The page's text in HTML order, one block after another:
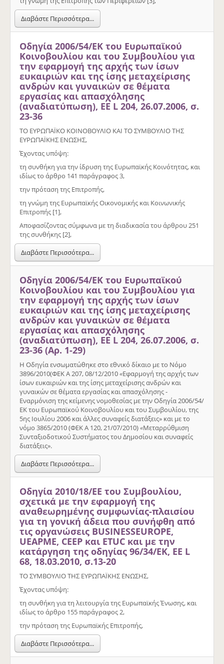
Διαβάστε Περισσότερα...
Οδηγία 2006/54/ΕΚ του Ευρωπαϊκού
Κοινοβουλίου και του Συμβουλίου για
την εφαρμογή της αρχής των ίσων
ευκαιριών και της ίσης μεταχείρισης
ανδρών και γυναικών σε θέματα
εργασίας και απασχόλησης
(αναδιατύπωση), ΕΕ L 204, 26.07.2006, σ.
23-36
ΤΟ ΕΥΡΩΠΑΪΚΟ ΚΟΙΝΟΒΟΥΛΙΟ ΚΑΙ ΤΟ ΣΥΜΒΟΥΛΙΟ ΤΗΣ
ΕΥΡΩΠΑΪΚΗΣ ΕΝΩΣΗΣ,
Έχοντας υπόψη:
τη συνθήκη για την ίδρυση της Ευρωπαϊκής Κοινότητας, και
ιδίως το άρθρο 141 παράγραφος 3,
την πρόταση της Επιτροπής,
τη γνώμη της Ευρωπαϊκής Οικονομικής και Κοινωνικής
Επιτροπής [1],
Αποφασίζοντας σύμφωνα με τη διαδικασία του άρθρου 251
της συνθήκης [2],
Διαβάστε Περισσότερα...
Οδηγία 2006/54/ΕΚ του Ευρωπαϊκού
Κοινοβουλίου και του Συμβουλίου για
την εφαρμογή της αρχής των ίσων
ευκαιριών και της ίσης μεταχείρισης
ανδρών και γυναικών σε θέματα
εργασίας και απασχόλησης
(αναδιατύπωση), ΕΕ L 204, 26.07.2006, σ.
23-36 (Αρ. 1-29)
Η Οδηγία ενσωματώθηκε στο εθνικό δίκαιο με το Νόμο
3896/2010(ΦΕΚ Α 207, 08/12/2010«Εφαρμογή της αρχής των
ίσων ευκαιριών και της ίσης μεταχείρισης ανδρών και
γυναικών σε θέματα εργασίας και απασχόλησης -
Εναρμόνιση της κείμενης νομοθεσίας με την Οδηγία 2006/54/
ΕΚ του Ευρωπαϊκού Κοινοβουλίου και του Συμβουλίου, της
5ης Ιουλίου 2006 και άλλες συναφείς διατάξεις» και με το
νόμο 3865/2010 (ΦΕΚ Α 120, 21/07/2010)«Μεταρρύθμιση
Συνταξιοδοτικού Συστήματος του Δημοσίου και συναφείς
διατάξεις».
Διαβάστε Περισσότερα...
Οδηγία 2010/18/ΕΕ του Συμβουλίου,
σχετικά με την εφαρμογή της
αναθεωρημένης συμφωνίας-πλαισίου
για τη γονική άδεια που συνήφθη από
τις οργανώσεις BUSINESSEUROPE,
UEAPME, CEEP και ETUC και με την
κατάργηση της οδηγίας 96/34/EK, ΕΕ L
68, 18.03.2010, σ.13-20
ΤΟ ΣΥΜΒΟΥΛΙΟ ΤΗΣ ΕΥΡΩΠΑΪΚΗΣ ΕΝΩΣΗΣ,
Έχοντας υπόψη:
τη συνθήκη για τη λειτουργία της Ευρωπαϊκής Ένωσης, και
ιδίως το άρθρο 155 παράγραφος 2,
την πρόταση της Ευρωπαϊκής Επιτροπής,
Διαβάστε Περισσότερα...